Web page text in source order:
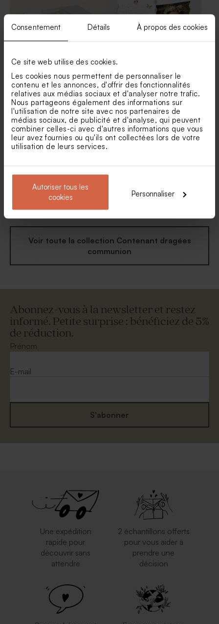
Consentement Détails À propos des cookies
Ce site web utilise des cookies.
Les cookies nous permettent de personnaliser le
contenu et les annonces, d'offrir des fonctionnalités
relatives aux médias sociaux et d'analyser notre trafic.
Nous partageons également des informations sur
l'utilisation de notre site avec nos partenaires de
médias sociaux, de publicité et d'analyse, qui peuvent
combiner celles-ci avec d'autres informations que vous
leur avez fournies ou qu'ils ont collectées lors de votre
utilisation de leurs services.
Autoriser tous les
cookies
Personnaliser
Boite à dragées communion
joli prénom
Etui dragées communion
chic et original
Etui à dragées communion
photo arrondie
Boîte métal communion
Voir toute la collection Contenant dragées
communion
Abonnez-vous à la newsletter et restez
informé. Petite surprise : bénéficiez de 5%
de réduction.
Prénom
E-mail
S'abonner
Une expédition
rapide pour
découvrir sans
attendre
2 échantillons offerts
pour vous aider à
prendre une
décision